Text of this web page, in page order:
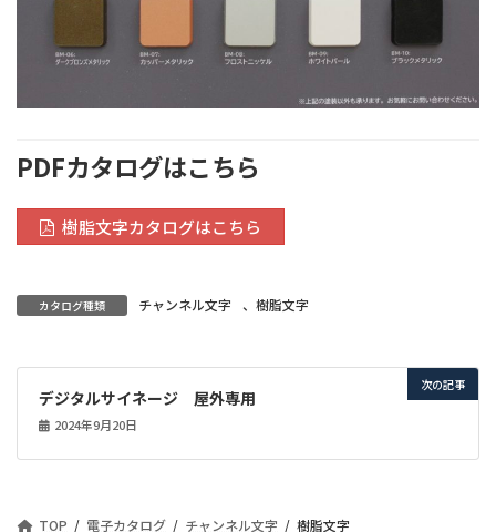
PDFカタログはこちら
樹脂文字カタログはこちら
カタログ種類 チャンネル文字 、 樹脂文字
次の記事
デジタルサイネージ 屋外専用
2024年9月20日
TOP 電子カタログ チャンネル文字 樹脂文字